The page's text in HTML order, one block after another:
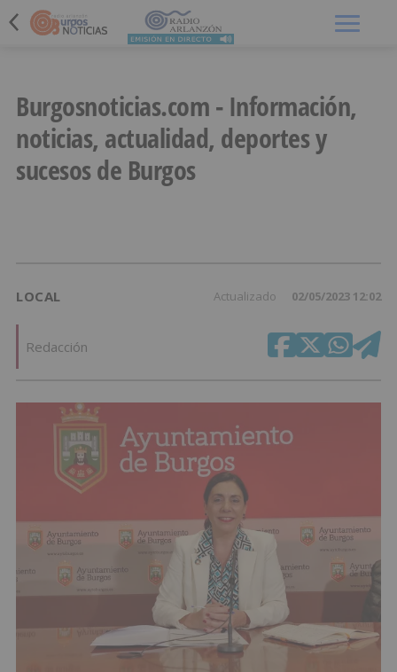
Burgosnoticias.com - Información,
noticias, actualidad, deportes y
sucesos de Burgos
LOCAL Actualizado 02/05/2023 12:02
Redacción